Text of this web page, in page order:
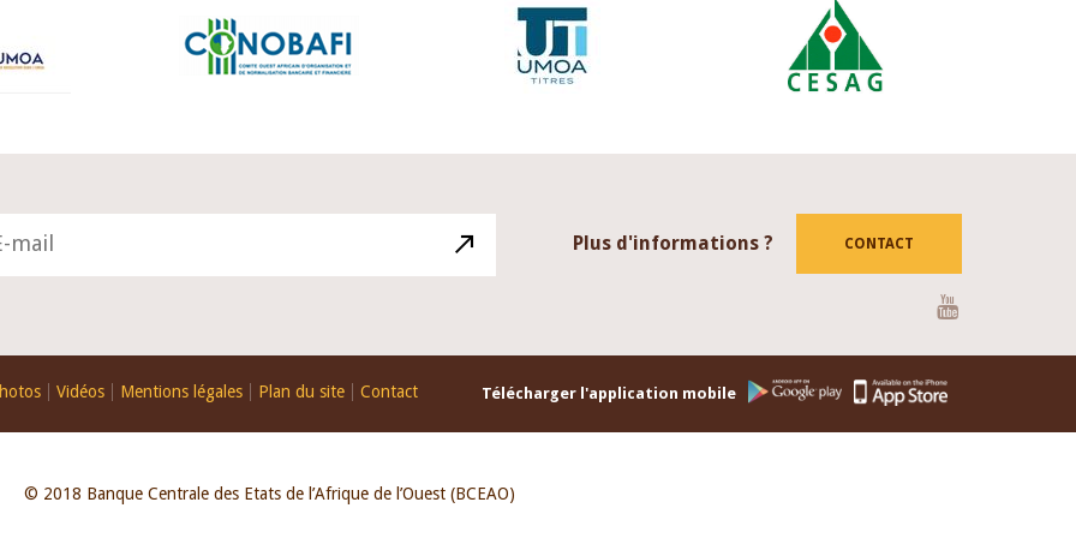
Plus d'informations ? CONTACT
Vidéos Mentions légales Plan du site Contact Télécharger l'application mobile
© 2018 Banque Centrale des Etats de l’Afrique de l’Ouest (BCEAO)